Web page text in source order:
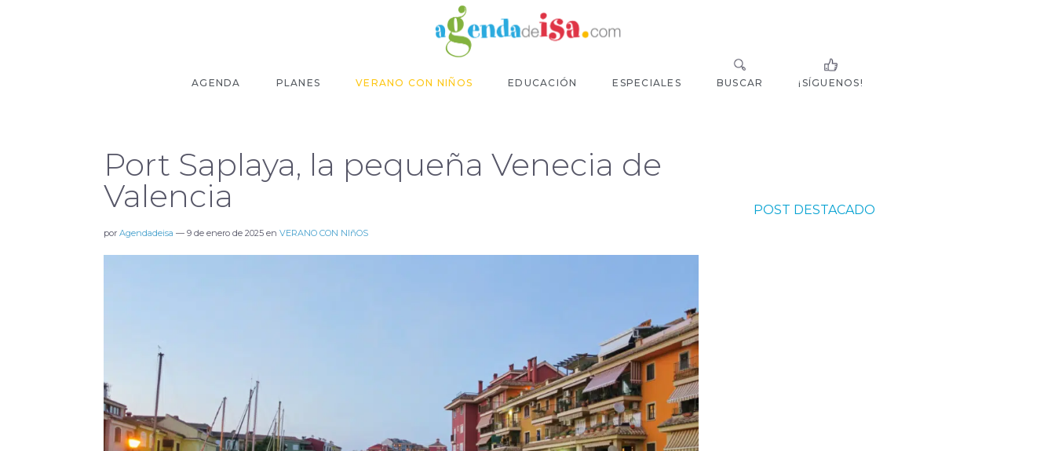
AGENDA PLANES VERANO CON NIÑOS EDUCACIÓN ESPECIALES BUSCAR ¡SÍGUENOS!
Port Saplaya, la pequeña Venecia de
Valencia
por Agendadeisa — 9 de enero de 2025 en VERANO CON NIñOS
POST DESTACADO